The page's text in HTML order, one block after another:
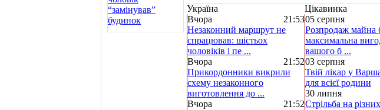
“замінував”
будинок
Україна Цікавинка
Вчора
21:53
Незаконний маршрут не
спрацював: шістьох
чоловіків і пе ...
Вчора
21:52
Прикордонники викрили
схему незаконного
виготовлення до ...
Вчора
21:52
05 серпня
Розпродаж майна
максимальна
вашого б ...
03 серпня
Твій лікар у
для всієї родини
30 липня
Стрільба на різних